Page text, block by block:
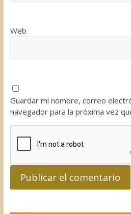
Web
Guardar mi nombre, correo
navegador para la próxima vez